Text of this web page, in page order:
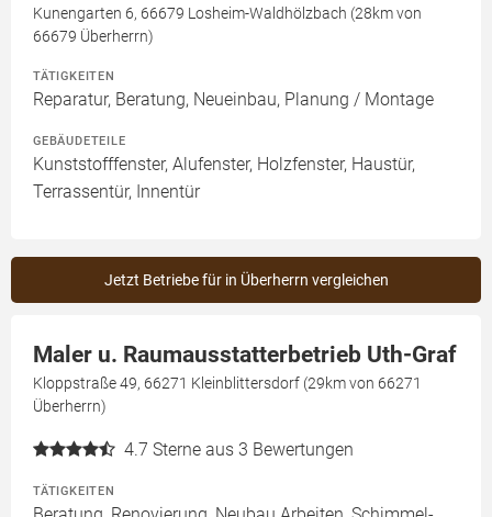
Kunengarten 6, 66679 Losheim-Waldhölzbach (28km von
66679 Überherrn)
TÄTIGKEITEN
Reparatur, Beratung, Neueinbau, Planung / Montage
GEBÄUDETEILE
Kunststofffenster, Alufenster, Holzfenster, Haustür,
Terrassentür, Innentür
Jetzt Betriebe für in Überherrn vergleichen
Maler u. Raumausstatterbetrieb Uth-Graf
Kloppstraße 49, 66271 Kleinblittersdorf (29km von 66271
Überherrn)
4.7 Sterne aus 3 Bewertungen
TÄTIGKEITEN